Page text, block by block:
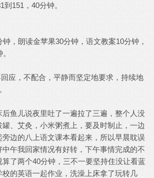
到151，40分钟。
钟，朗读金苹果30分钟，语文教案10分钟，
应，不配合，平静而坚定地要求，持续地
后鱼儿说夜里吐了一遍拉了三遍，整个人没
、艾灸，小米粥煮上，要及时制止，一边
旁边的八上语文课本看起来，所以早晨耽误
中午我回家情况有好转，下午事情完成的不
算了两个40分钟，三不一要坚持住没让看蓝
校的英语一起作业，洗澡上床拿了玩转几